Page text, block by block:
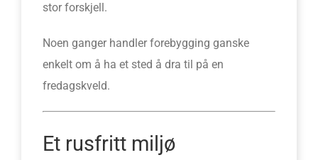
stor forskjell.
Noen ganger handler forebygging ganske
enkelt om å ha et sted å dra til på en
fredagskveld.
Et rusfritt miljø